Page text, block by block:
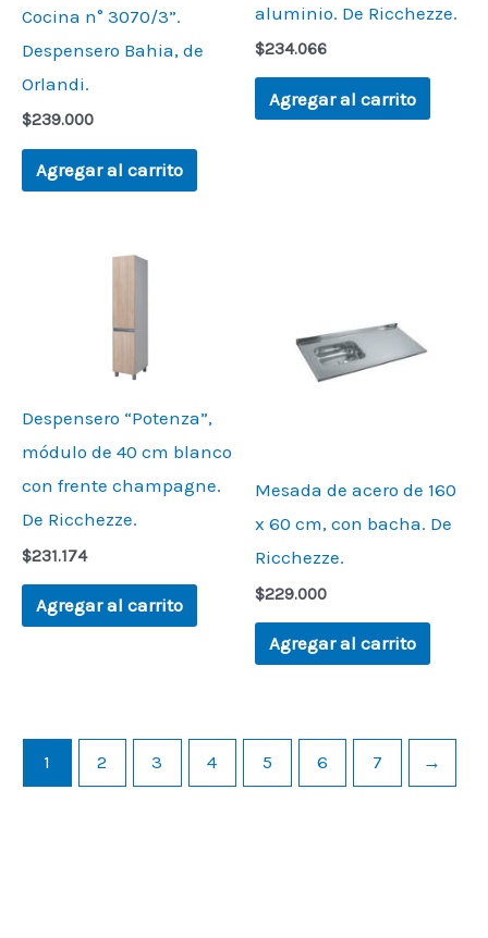
Cocina n° 3070/3”.
Despensero Bahia, de
Orlandi.
$239.000
Agregar al carrito
aluminio. De Ricchezze.
$234.066
Agregar al carrito
Despensero “Potenza”,
módulo de 40 cm blanco
con frente champagne.
De Ricchezze.
$231.174
Agregar al carrito
Mesada de acero de 160
x 60 cm, con bacha. De
Ricchezze.
$229.000
Agregar al carrito
1 2 3 4 5 6 7 →